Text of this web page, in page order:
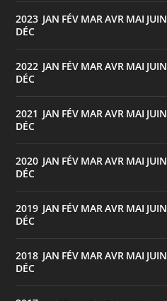
2023 JAN FÉV MARAVR MAI JUIN
DÉC
2022 JAN FÉV MARAVR MAI JUIN
DÉC
2021 JAN FÉV MARAVR MAI JUIN
DÉC
2020 JAN FÉV MARAVR MAI JUIN
DÉC
2019 JAN FÉV MARAVR MAI JUIN
DÉC
2018 JAN FÉV MARAVR MAI JUIN
DÉC